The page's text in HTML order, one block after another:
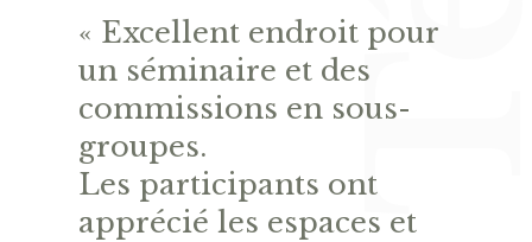
« Excellent endroit pour
un séminaire et des
commissions en sous-
groupes.
Les participants ont
apprécié les espaces et